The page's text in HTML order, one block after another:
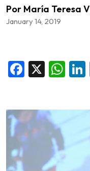
Por María Teresa
January 14, 2019
X